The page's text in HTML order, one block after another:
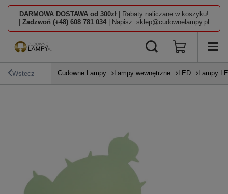
DARMOWA DOSTAWA od 300zł | Rabaty naliczane w koszyku!
Zadzwoń (+48) 608 781 034 | Napisz: sklep@cudownelampy.pl
Wstecz Cudowne Lampy Lampy wewnętrzne LED Lampy